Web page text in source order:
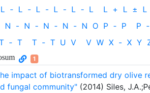
L - L - L - L - L - L L + L ± L
N - N - N - N - N O P - P P -
- T T - T U V V W X - X Y
1
impact of biotransformed dry olive
fungal community" (2014) Siles,